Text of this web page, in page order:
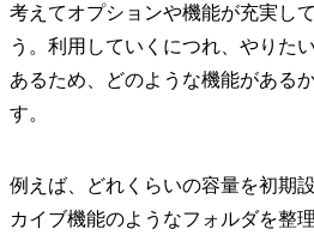
考えてオプションや機能が充実し
う。利用していくにつれ、やりた
あるため、どのような機能がある
す。
例えば、どれくらいの容量を初期
カイブ機能のようなフォルダを整